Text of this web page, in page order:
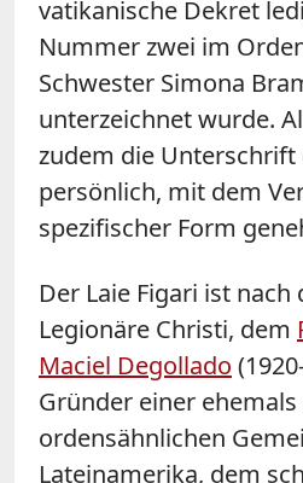
vatikanische Dekret
Nummer zwei im
Schwester Simona
unterzeichnet wurde.
zudem die Unterschrift
persönlich, mit dem
spezifischer Form
Der Laie Figari ist
Legionäre Christi, dem
Maciel Degollado
Gründer einer
ordensähnlichen
Lateinamerika, dem